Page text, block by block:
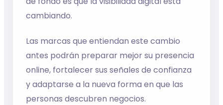
cambiando.
Las marcas que entiendan este cambio
antes podrán preparar mejor su presencia
online, fortalecer sus señales de confianza
y adaptarse a la nueva forma en que las
personas descubren negocios.